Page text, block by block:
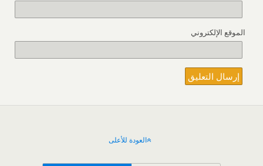
الموقع الإلكتروني
العودة للأعلى